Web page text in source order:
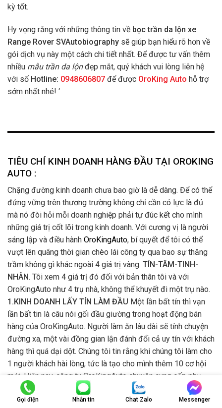
kỳ tốt.
Hy vọng rằng với những thông tin về bọc trần da lộn xe
Range Rover SVAutobiography sẽ giúp bạn hiểu rõ hơn về
gói dịch vụ này một cách chi tiết nhất. Để được tư vấn thêm
nhiều mẫu trần da lộnđẹp mắt, quý khách vui lòng liên hệ
với số Hotline: 0948606807 để được OroKing Auto hỗ trợ
sớm nhất nhé! ‘
TIÊU CHÍ KINH DOANH HÀNG ĐẦU TẠI OROKING
AUTO :
Chặng đường kinh doanh chưa bao giờ là dễ dàng. Để có thể
đứng vững trên thương trường không chỉ cần có lực là đủ
mà nó đòi hỏi mỗi doanh nghiệp phải tự đúc kết cho mình
những giá trị cốt lõi trong kinh doanh. Với cương vị là người
sáng lập và điều hành OroKingAuto, bí quyết để tôi có thể
vượt lên quãng thời gian chèo lái công ty qua bao sự thăng
trầm không gì khác ngoài 4 giá trị vàng: TÍN-TÂM-TINH-
NHÂN. Tôi xem 4 giá trị đó đối với bản thân tôi và với
OroKingAuto như 4 trụ nhà, không thể khuyết đi một trụ nào.
1.KINH DOANH LẤY TÍN LÀM ĐẦU Một lần bất tín thì vạn
lần bất tin là câu nói gối đầu giường trong hoạt động bán
hàng của OroKingAuto. Người làm ăn lâu dài sẽ tính chuyện
đường xa, một vài đồng gian lận đánh đổi cả uy tín với khách
hàng thì quá dại dột. Chúng tôi tin rằng khi chúng tôi làm cho
1 người khách hài lòng, tức là tạo cho mình thêm 10 cơ hội
mới. Hiện nay, công ty OroKingAuto chuyên cung cấp phụ
kiện xe hơi chính hãng với mẫu mã đa dạng mà giá cả lại cực
kỳ phải chăng. Sản phẩm chúng tôi trải dài không chỉ từ
Gọi điện Nhắn tin Chat Zalo Messenger